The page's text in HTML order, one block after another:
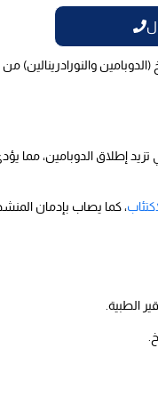
والنورادرينالين)
إطلاق الدوبامين، مما
، كما يصاب بإدمان
الطبية.